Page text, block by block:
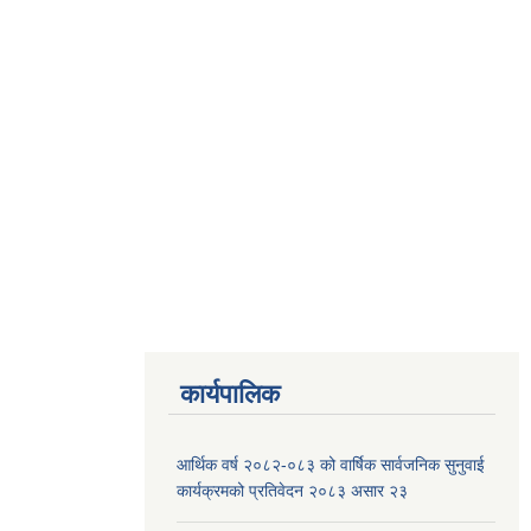
कार्यपालिक
आर्थिक वर्ष २०८२-०८३ को वार्षिक सार्वजनिक सुनुवाई
कार्यक्रमको प्रतिवेदन २०८३ असार २३